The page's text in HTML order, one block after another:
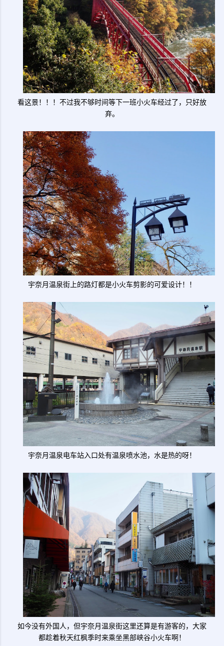
看这景！！！不过我不够时间等下一班小火车经过了，只好放
弃。
宇奈月温泉街上的路灯都是小火车剪影的可爱设计！！
宇奈月温泉电车站入口处有温泉喷水池，水是热的呀！
如今没有外国人，但宇奈月温泉街这里还算是有游客的，大家
都趁着秋天红枫季时来乘坐黑部峡谷小火车啊！